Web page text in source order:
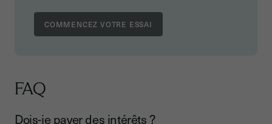
FAQ
Dois-je payer des intérêts ?